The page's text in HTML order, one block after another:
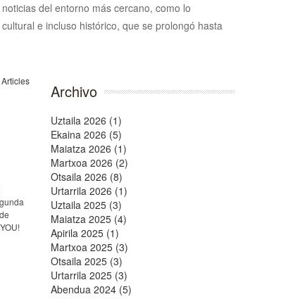
del entorno más cercano, como lo
e incluso histórico, que se prolongó hasta
Archivo
Uztaila 2026 (1)
Ekaina 2026 (5)
Maiatza 2026 (1)
Martxoa 2026 (2)
Otsaila 2026 (8)
Urtarrila 2026 (1)
Uztaila 2025 (3)
Maiatza 2025 (4)
Apirila 2025 (1)
Martxoa 2025 (3)
Otsaila 2025 (3)
Urtarrila 2025 (3)
Abendua 2024 (5)